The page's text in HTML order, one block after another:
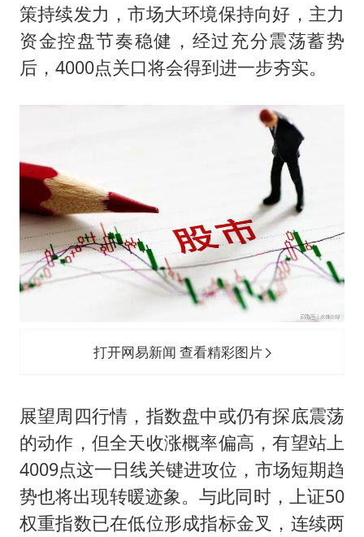
策持续发力，市场大环境保持向好，主力
资金控盘节奏稳健，经过充分震荡蓄势
后，4000点关口将会得到进一步夯实。
打开网易新闻 查看精彩图片
展望周四行情，指数盘中或仍有探底震荡
的动作，但全天收涨概率偏高，有望站上
4009点这一日线关键进攻位，市场短期趋
势也将出现转暖迹象。与此同时，上证50
权重指数已在低位形成指标金叉，连续两